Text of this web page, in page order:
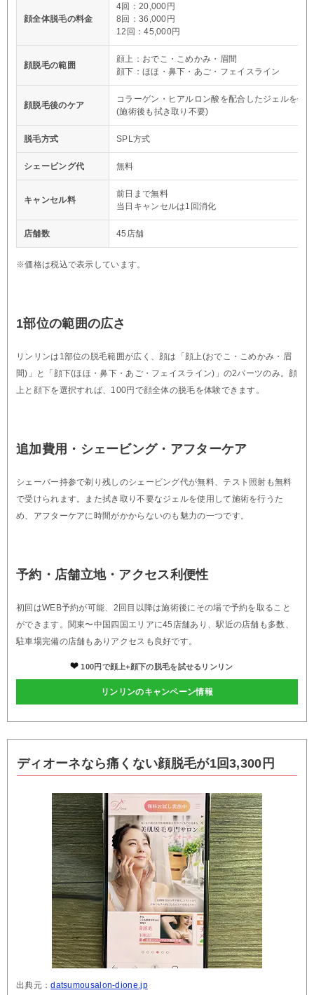
顔全体脱毛の料金
4回：20,000円
8回：36,000円
12回：45,000円
顔脱毛の範囲
顔上：おでこ・こめかみ・眉間
顔下：ほほ・鼻下・あご・フェイスライン
顔脱毛後のケア
コラーゲン・ヒアルロン酸を配合したジェルを使用
(施術後も拭き取り不要)
脱毛方式 SPL方式
シェービング代 無料
キャンセル料
前日まで無料
当日キャンセルは1回消化
店舗数 45店舗
※価格は税込で表示しています。
1部位の範囲の広さ
リンリンは1部位の脱毛範囲が広く、顔は「顔上(おでこ・こめかみ・眉
間)」と「顔下(ほほ・鼻下・あご・フェイスライン)」の2パーツのみ。顔
上と顔下を選択すれば、100円で顔全体の脱毛を体験できます。
追加費用・シェービング・アフターケア
シェーバー持参で剃り残しのシェービング代が無料、テスト照射も無料
で受けられます。また拭き取り不要なジェルを使用して施術を行うた
め、アフターケアに時間がかからないのも魅力の一つです。
予約・店舗立地・アクセス利便性
初回はWEB予約が可能、2回目以降は施術後にその場で予約を取ること
ができます。関東〜中国四国エリアに45店舗あり、駅近の店舗も多数、
駐車場完備の店舗もありアクセスも良好です。
100円で顔上+顔下の脱毛を試せるリンリン
リンリンのキャンペーン情報
ディオーネなら痛くない顔脱毛が1回3,300円
出典元：datsumousalon-dione.jp